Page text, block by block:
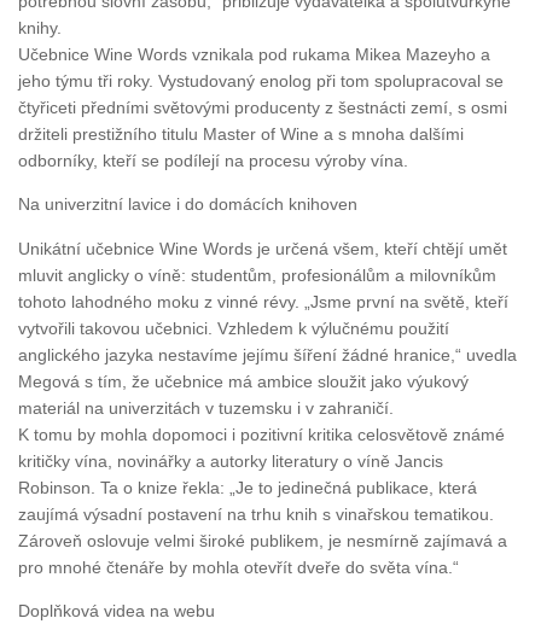
knihy.
Učebnice Wine Words vznikala pod rukama Mikea Mazeyho a
jeho týmu tři roky. Vystudovaný enolog při tom spolupracoval se
čtyřiceti předními světovými producenty z šestnácti zemí, s osmi
držiteli prestižního titulu Master of Wine a s mnoha dalšími
odborníky, kteří se podílejí na procesu výroby vína.
Na univerzitní lavice i do domácích knihoven
Unikátní učebnice Wine Words je určená všem, kteří chtějí umět
mluvit anglicky o víně: studentům, profesionálům a milovníkům
tohoto lahodného moku z vinné révy. „Jsme první na světě, kteří
vytvořili takovou učebnici. Vzhledem k výlučnému použití
anglického jazyka nestavíme jejímu šíření žádné hranice,“ uvedla
Megová s tím, že učebnice má ambice sloužit jako výukový
materiál na univerzitách v tuzemsku i v zahraničí.
K tomu by mohla dopomoci i pozitivní kritika celosvětově známé
kritičky vína, novinářky a autorky literatury o víně Jancis
Robinson. Ta o knize řekla: „Je to jedinečná publikace, která
zaujímá výsadní postavení na trhu knih s vinařskou tematikou.
Zároveň oslovuje velmi široké publikem, je nesmírně zajímavá a
pro mnohé čtenáře by mohla otevřít dveře do světa vína.“
Doplňková videa na webu